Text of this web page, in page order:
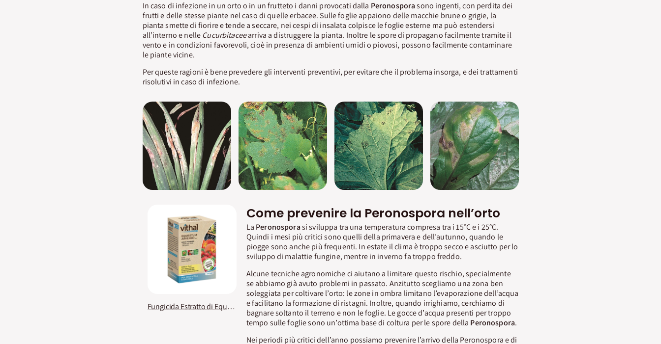
In caso di infezione in un orto o in un frutteto i danni provocati dalla Peronosporasono ingenti, con perdita dei
frutti e delle stesse piante nel caso di quelle erbacee. Sulle foglie appaiono delle macchie brune o grigie, la
pianta smette di fiorire e tende a seccare, nei cespi di insalata colpisce le foglie esterne ma può estendersi
all’interno e nelle Cucurbitaceearriva a distruggere la pianta. Inoltre le spore di propagano facilmente tramite il
vento e in condizioni favorevoli, cioè in presenza di ambienti umidi o piovosi, possono facilmente contaminare
le piante vicine.
Per queste ragioni è bene prevedere gli interventi preventivi, per evitare che il problema insorga, e dei trattamenti
risolutivi in caso di infezione.
Fungicida Estratto di Equisetum Vithal Bio
Come prevenire la Peronospora nell’orto
La Peronosporasi sviluppa tra una temperatura compresa tra i 15°C e i 25°C.
Quindi i mesi più critici sono quelli della primavera e dell’autunno, quando le
piogge sono anche più frequenti. In estate il clima è troppo secco e asciutto per lo
sviluppo di malattie fungine, mentre in inverno fa troppo freddo.
Alcune tecniche agronomiche ci aiutano a limitare questo rischio, specialmente
se abbiamo già avuto problemi in passato. Anzitutto scegliamo una zona ben
soleggiata per coltivare l’orto: le zone in ombra limitano l’evaporazione dell’acqua
e facilitano la formazione di ristagni. Inoltre, quando irrighiamo, cerchiamo di
bagnare soltanto il terreno e non le foglie. Le gocce d’acqua presenti per troppo
tempo sulle foglie sono un’ottima base di coltura per le spore della Peronospora.
Nei periodi più critici dell’anno possiamo prevenire l’arrivo della Peronospora e di